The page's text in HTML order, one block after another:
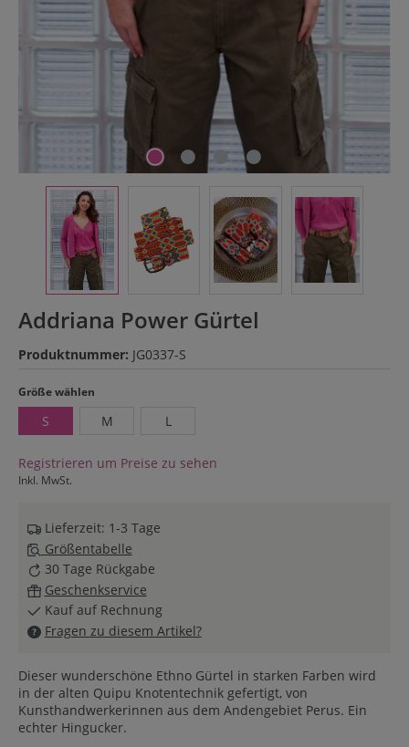
Addriana Power Gürtel
Produktnummer: JG0337-S
Größe wählen
S
M L
Registrieren um Preise zu sehen
Inkl. MwSt.
Lieferzeit: 1-3 Tage
Größentabelle
30 Tage Rückgabe
Geschenkservice
Kauf auf Rechnung
Fragen zu diesem Artikel?
Dieser wunderschöne Ethno Gürtel in starken Farben wird
in der alten Quipu Knotentechnik gefertigt, von
Kunsthandwerkerinnen aus dem Andengebiet Perus. Ein
echter Hingucker.